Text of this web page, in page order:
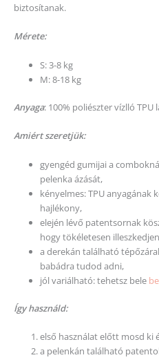
biztosítanak.
Mérete:
S: 3-8 kg
M: 8-18 kg
Anyaga: 100% poliészter vízlló TPU
Amiért szeretjük:
gyengéd gumijai a
pelenka ázását,
kényelmes: TPU anyagának
hajlékony,
elején lévő patentsornak
hogy tökéletesen
a derekán található
babádra tudod adni,
jól variálható: tehetsz bele
Így használd:
első használat előtt mosd ki
a pelenkán található